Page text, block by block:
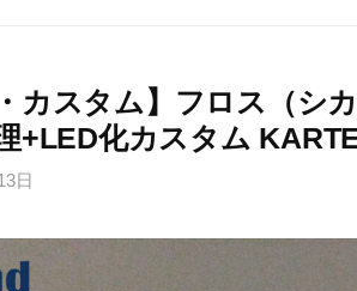
・カスタム】フロス（シ
+LED化カスタム
日